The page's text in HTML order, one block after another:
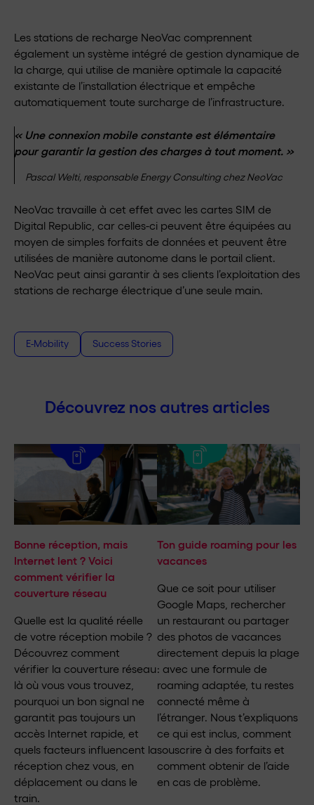
Les stations de recharge NeoVac comprennent
également un système intégré de gestion dynamique de
la charge, qui utilise de manière optimale la capacité
existante de l’installation électrique et empêche
automatiquement toute surcharge de l’infrastructure.
« Une connexion mobile constante est élémentaire
pour garantir la gestion des charges à tout moment. »
Pascal Welti, responsable Energy Consulting chez NeoVac
NeoVac travaille à cet effet avec les cartes SIM de
Digital Republic, car celles-ci peuvent être équipées au
moyen de simples forfaits de données et peuvent être
utilisées de manière autonome dans le portail client.
NeoVac peut ainsi garantir à ses clients l’exploitation des
stations de recharge électrique d’une seule main.
E-Mobility Success Stories
Découvrez nos autres articles
Bonne réception, mais
Internet lent ? Voici
comment vérifier la
couverture réseau
Quelle est la qualité réelle
de votre réception mobile ?
Découvrez comment
vérifier la couverture réseau
là où vous vous trouvez,
pourquoi un bon signal ne
garantit pas toujours un
accès Internet rapide, et
quels facteurs influencent la
réception chez vous, en
déplacement ou dans le
train.
Ton guide roaming pour les
vacances
Que ce soit pour utiliser
Google Maps, rechercher
un restaurant ou partager
des photos de vacances
directement depuis la plage
: avec une formule de
roaming adaptée, tu restes
connecté même à
l’étranger. Nous t’expliquons
ce qui est inclus, comment
souscrire à des forfaits et
comment obtenir de l’aide
en cas de problème.